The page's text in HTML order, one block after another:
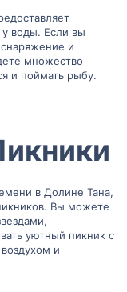
воды. Если вы
и
множество
и поймать рыбу.
в Долине Тана,
Вы можете
уютный пикник с
и